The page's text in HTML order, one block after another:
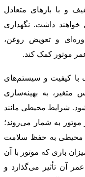
و با بارهای متعادل
خواهند داشت. نگهداری
و تعویض روغن،
موتور کمک کند.
با کیفیت و سیستم‌های
متغیر، به بهینه‌سازی
شرایط محیطی مانند
به شمار می‌روند؛
محیطی به حفظ سلامت
باری که موتور با آن
آن تأثیر می‌گذارد و